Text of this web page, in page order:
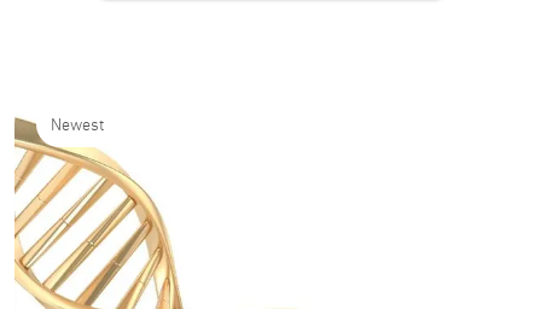
Newest